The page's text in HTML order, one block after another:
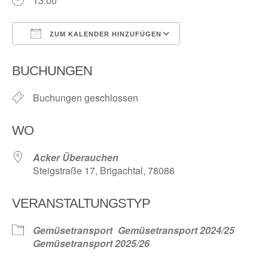
ZUM KALENDER HINZUFÜGEN
BUCHUNGEN
Buchungen geschlossen
WO
Acker Überauchen
Steigstraße 17, Brigachtal, 78086
VERANSTALTUNGSTYP
Gemüsetransport Gemüsetransport 2024/25
Gemüsetransport 2025/26